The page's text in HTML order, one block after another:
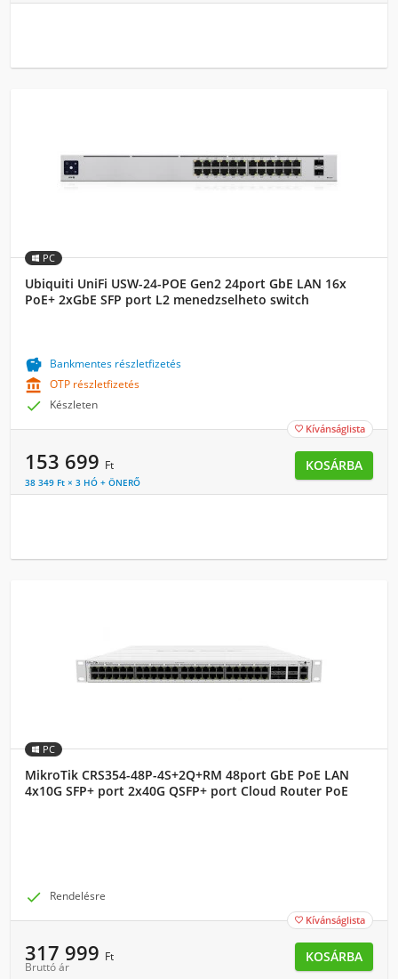
PC
Ubiquiti UniFi USW-24-POE Gen2 24port GbE LAN 16x
PoE+ 2xGbE SFP port L2 menedzselheto switch
 Bankmentes részletfizetés
 OTP részletfizetés
 Készleten
 Kívánságlista
153 699 Ft
38 349 Ft × 3 HÓ + ÖNERŐ
KOSÁRBA
PC
MikroTik CRS354-48P-4S+2Q+RM 48port GbE PoE LAN
4x10G SFP+ port 2x40G QSFP+ port Cloud Router PoE
 Rendelésre
 Kívánságlista
317 999 Ft
Bruttó ár
KOSÁRBA